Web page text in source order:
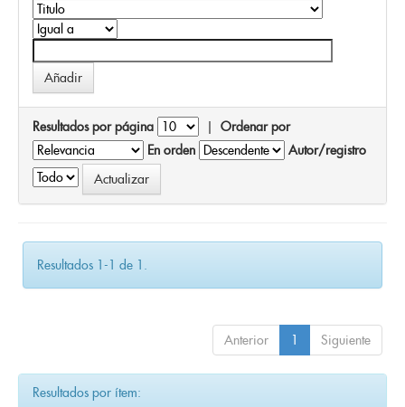
Resultados por página | Ordenar por
En orden
Autor/registro
Resultados 1-1 de 1.
Anterior 1 Siguiente
Resultados por ítem: